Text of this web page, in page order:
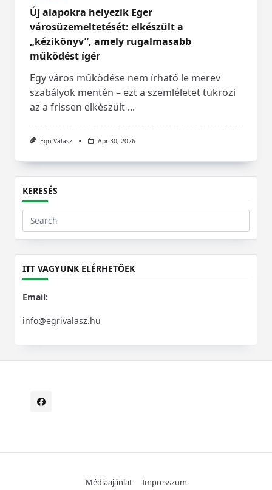
Új alapokra helyezik Eger
városüzemeltetését: elkészült a
„kézikönyv”, amely rugalmasabb
működést ígér
Egy város működése nem írható le merev
szabályok mentén – ezt a szemléletet tükrözi
az a frissen elkészült ...
Egri Válasz Ápr 30, 2026
KERESÉS
Search
for:
ITT VAGYUNK ELÉRHETŐEK
Email:
info@egrivalasz.hu
Médiaajánlat Impresszum